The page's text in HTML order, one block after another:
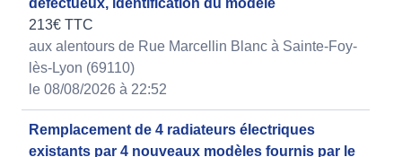
défectueux, identification du modèle
213€ TTC
aux alentours de Rue Marcellin Blanc à Sainte-Foy-
lès-Lyon (69110)
le 08/08/2026 à 22:52
Remplacement de 4 radiateurs électriques
existants par 4 nouveaux modèles fournis par le